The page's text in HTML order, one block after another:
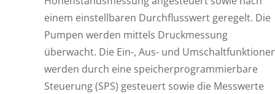
einem einstellbaren Durchflusswert geregelt. Die
Pumpen werden mittels Druckmessung
überwacht. Die Ein-, Aus- und
werden durch eine speicherprogrammierbare
Steuerung (SPS) gesteuert sowie die Messwerte